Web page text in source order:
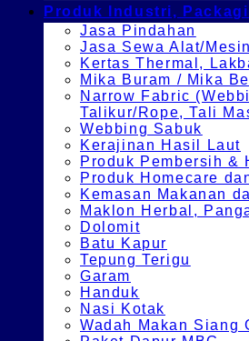
Produk Industri,
Jasa Pindahan
Jasa Sewa Alat/Mesin
Kertas Thermal,
Mika Buram / Mika
Narrow Fabric
Talikur/Rope, Tali
Webbing Sabuk
Kerajinan Hasil Laut
Produk Pembersih &
Produk Homecare
Kemasan Makanan
Maklon Herbal,
Dolomit
Batu Kapur
Tepung Terigu
Garam
Handuk
Nasi Kotak
Wadah Makan Siang